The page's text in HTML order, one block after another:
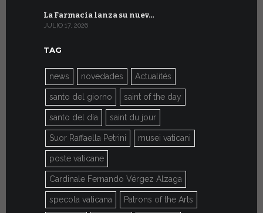
La Farmacia lanza su nuev…
JULIO 17, 2026
TAG
news novedades Actualités
santo del giorno saint of the day
santo del día saint du jour
Suor Raffaella Petrini musei vaticani
poste vaticane
Cardinale Fernando Vérgez Alzaga
specola vaticana Patrons of the Arts